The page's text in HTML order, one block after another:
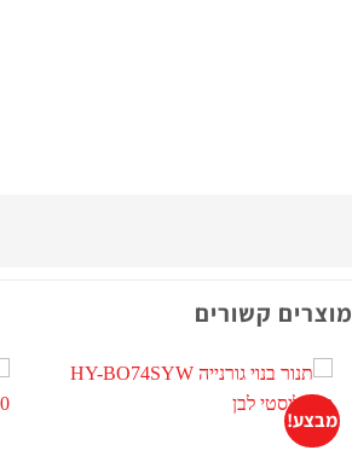
מוצרים קשורים
מבצע!